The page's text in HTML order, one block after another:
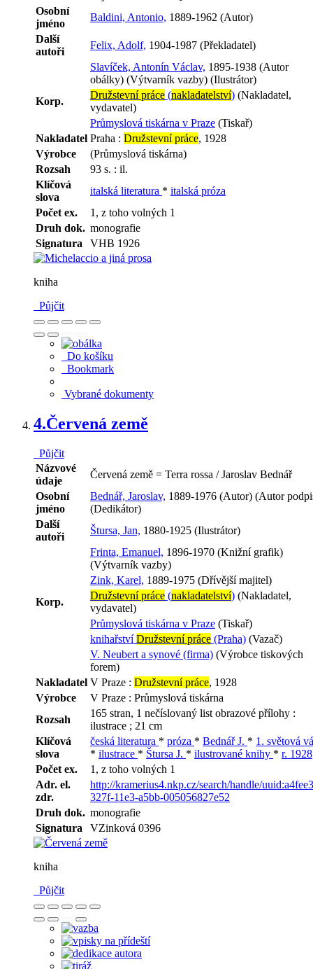
Osobní
jméno
Baldini, Antonio, 1889-1962 (Autor)
Další
autoři
Felix, Adolf, 1904-1987 (Překladatel)
Slavíček, Antonín Václav, 1895-1938 (Autor
obálky) (Výtvarník vazby) (Ilustrátor)
Korp.
Družstevní práce (nakladatelství) (Nakladatel,
vydavatel)
Průmyslová tiskárna v Praze (Tiskař)
Nakladatel Praha : Družstevní práce, 1928
Výrobce
(Průmyslová tiskárna)
Rozsah
93 s. : il.
Klíčová
slova
italská literatura * italská próza
Počet ex.
1, z toho volných 1
Druh dok. monografie
Signatura
VHB 1926
kniha
Půjčit
Do košíku
Bookmark
Vybrané dokumenty
4.Červená země
Půjčit
Názvové
údaje
Červená země = Terra rossa / Jaroslav Bednář
Osobní
jméno
Bednář, Jaroslav, 1889-1976 (Autor) (Autor
(Dedikátor)
Další
autoři
Štursa, Jan, 1880-1925 (Ilustrátor)
Frinta, Emanuel, 1896-1970 (Knižní grafik)
(Výtvarník vazby)
Zink, Karel, 1889-1975 (Dřívější majitel)
Korp.
Družstevní práce (nakladatelství) (Nakladatel,
vydavatel)
Průmyslová tiskárna v Praze (Tiskař)
knihařstvíDružstevní práce (Praha) (Vazač)
V. Neubert a synové (firma) (Výrobce tiskových
forem)
Nakladatel V Praze : Družstevní práce, 1928
Výrobce
V Praze : Průmyslová tiskárna
Rozsah
165 stran, 1 nečíslovaný list obrazové přílohy :
ilustrace ; 21 cm
Klíčová
slova
česká literatura * próza * Bednář J. * 1. světová
* ilustrace * Štursa J. * ilustrované knihy * r. 1928
Počet ex.
1, z toho volných 1
Adr. el.
zdr.
http://kramerius4.nkp.cz/search/handle/
327f-11e3-a5bb-005056827e52
Druh dok. monografie
Signatura
VZinková 0396
kniha
Půjčit